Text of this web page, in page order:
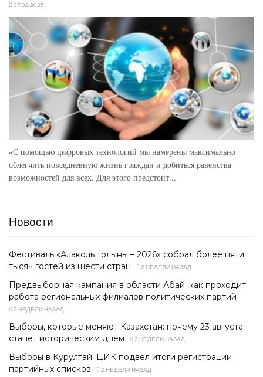
07.02.2025
«С помощью цифровых технологий мы намерены максимально
облегчить повседневную жизнь граждан и добиться равенства
возможностей для всех. Для этого предстоит...
Новости
Фестиваль «Алаколь толқыны – 2026» собрал более пяти
тысяч гостей из шести стран
2 НЕДЕЛИ НАЗАД
Предвыборная кампания в области Абай: как проходит
работа региональных филиалов политических партий
2 НЕДЕЛИ НАЗАД
Выборы, которые меняют Казахстан: почему 23 августа
станет историческим днем
2 НЕДЕЛИ НАЗАД
Выборы в Курултай: ЦИК подвел итоги регистрации
партийных списков
2 НЕДЕЛИ НАЗАД